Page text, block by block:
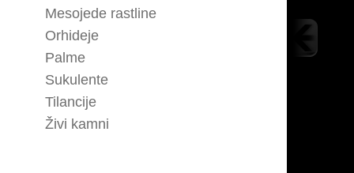
Mesojede rastline
Orhideje
Palme
Sukulente
Tilancije
Živi kamni